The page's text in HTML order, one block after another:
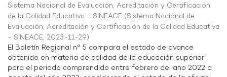
Sistema Nacional de Evaluación, Acreditación y Certificación
de la Calidad Educativa - SINEACE (Sistema Nacional de
Evaluación, Acreditación y Certificación de la Calidad Educativa
- SINEACE, 2023-11-29)
El Boletín Regional n° 5 compara el estado de avance
obtenido en materia de calidad de la educación superior
para el periodo comprendido entre febrero del año 2022 a